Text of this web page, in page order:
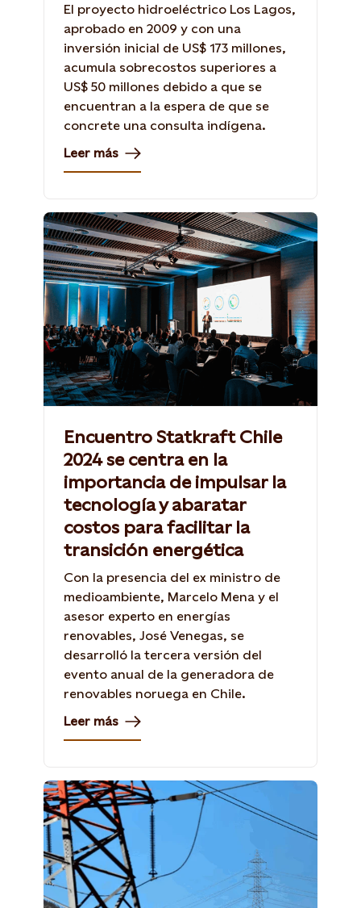
El proyecto hidroeléctrico Los Lagos,
aprobado en 2009 y con una
inversión inicial de US$ 173 millones,
acumula sobrecostos superiores a
US$ 50 millones debido a que se
encuentran a la espera de que se
concrete una consulta indígena.
Leer más
Encuentro Statkraft Chile
2024 se centra en la
importancia de impulsar la
tecnología y abaratar
costos para facilitar la
transición energética
Con la presencia del ex ministro de
medioambiente, Marcelo Mena y el
asesor experto en energías
renovables, José Venegas, se
desarrolló la tercera versión del
evento anual de la generadora de
renovables noruega en Chile.
Leer más